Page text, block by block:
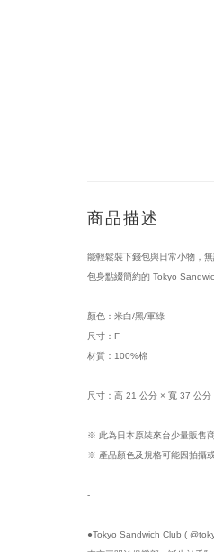
商品描述
能輕鬆裝下錢包與日常小物，
包身點綴簡約的 Tokyo
顏色：米白/黑/軍綠
尺寸：F
材質：100%棉
尺寸：高 21 公分 × 寬 37 公分
※ 此為日本原裝來台少量販售商
※ 產品顏色及規格可能因拍攝
-
●Tokyo Sandwich Club (